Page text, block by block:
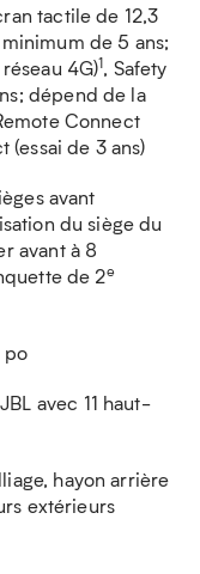
tactile de 12,3
de 5 ans;
4G)1, Safety
dépend de la
Connect
(essai de 3 ans)
avant
du siège du
avant à 8
de 2e
po
avec 11 haut-
hayon arrière
extérieurs